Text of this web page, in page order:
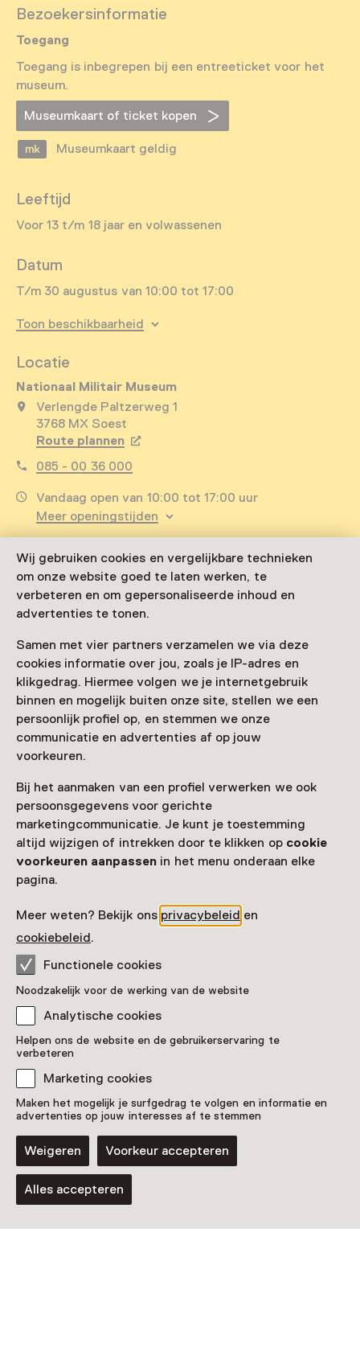
Wij gebruiken cookies en vergelijkbare technieken
om onze website goed te laten werken, te
verbeteren en om gepersonaliseerde inhoud en
advertenties te tonen.
Samen met vier partners verzamelen we via deze
cookies informatie over jou, zoals je IP-adres en
klikgedrag. Hiermee volgen we je internetgebruik
binnen en mogelijk buiten onze site, stellen we een
persoonlijk profiel op, en stemmen we onze
communicatie en advertenties af op jouw
voorkeuren.
Bij het aanmaken van een profiel verwerken we ook
persoonsgegevens voor gerichte
marketingcommunicatie. Je kunt je toestemming
altijd wijzigen of intrekken door te klikken op cookie
voorkeuren aanpassen in het menu onderaan elke
pagina.
Meer weten? Bekijk ons privacybeleid en
cookiebeleid.
Functionele cookies
Noodzakelijk voor de werking van de website
Analytische cookies
Helpen ons de website en de gebruikerservaring te
verbeteren
Marketing cookies
Maken het mogelijk je surfgedrag te volgen en informatie en
advertenties op jouw interesses af te stemmen
Weigeren Voorkeur accepteren
Alles accepteren
Bezoekersinformatie
Toegang
Toegang is inbegrepen bij een entreeticket voor het
museum.
Museumkaart of ticket kopen
Museumkaart geldig
Leeftijd
Voor 13 t/m 18 jaar en volwassenen
Datum
T/m 30 augustus van 10:00 tot 17:00
Toon beschikbaarheid
Locatie
Nationaal Militair Museum
Verlengde Paltzerweg 1
3768 MX Soest
Route plannen Opent in een nieuw tabblad
085 - 00 36 000
Vandaag open van 10:00 tot 17:00 uur
Meer openingstijden
Extra informatie
Het museum is tijdens schoolvakanties ook op
maandag open. Bekijk de website voor de actuele
openingstijden. Het museum is tijdens schoolvakanties
actuele openingstijden.
Meer informatie op de museumsite
Zien & doen in Nationaal
Militair Museum
Xplore: veel doe-activiteiten en
spelen met fantasie!